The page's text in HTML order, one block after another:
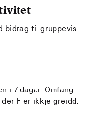
bidrag til gruppevis
i 7 dagar. Omfang:
F er ikkje greidd.